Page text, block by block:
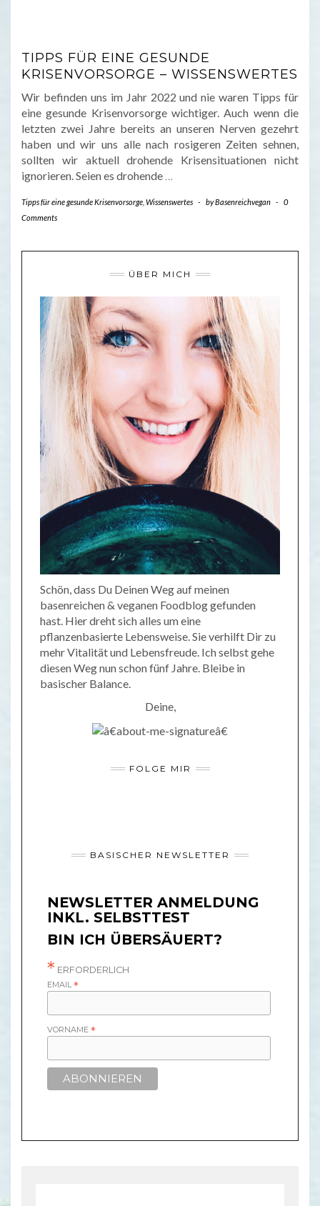
TIPPS FÜR EINE GESUNDE
KRISENVORSORGE – WISSENSWERTES
Wir befinden uns im Jahr 2022 und nie waren Tipps für
eine gesunde Krisenvorsorge wichtiger. Auch wenn die
letzten zwei Jahre bereits an unseren Nerven gezehrt
haben und wir uns alle nach rosigeren Zeiten sehnen,
sollten wir aktuell drohende Krisensituationen nicht
ignorieren. Seien es drohende …
Tipps für eine gesunde Krisenvorsorge Wissenswertes - byBasenreichvegan -
0
Comments
ÜBER MICH
Schön, dass Du Deinen Weg auf meinen
basenreichen & veganen Foodblog gefunden
hast. Hier dreht sich alles um eine
pflanzenbasierte Lebensweise. Sie verhilft Dir zu
mehr Vitalität und Lebensfreude. Ich selbst gehe
diesen Weg nun schon fünf Jahre. Bleibe in
basischer Balance.
Deine,
FOLGE MIR
BASISCHER NEWSLETTER
NEWSLETTER ANMELDUNG
INKL. SELBSTTEST
BIN ICH ÜBERSÄUERT?
* ERFORDERLICH
EMAIL*
VORNAME*